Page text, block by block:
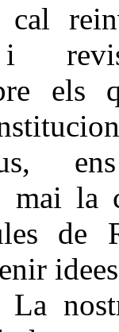
cal
els
mai la
de
La